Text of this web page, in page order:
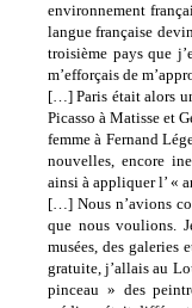
environnement
langue française
troisième pays que
m’efforçais de
[…] Paris était alors
Picasso à Matisse et
femme à Fernand
nouvelles, encore
ainsi à appliquer l’ «
[…] Nous n’avions
que nous voulions.
musées, des galeries
gratuite, j’allais au
pinceau » des